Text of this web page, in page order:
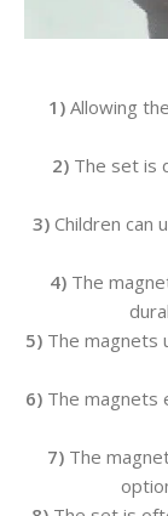
1) Allowing
2) The set is
3)Children can
4) The
5)The magnets
6)The magnets
7) The